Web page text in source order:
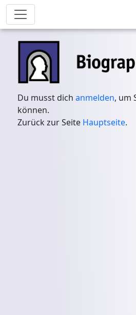
Du musst dichanmelden, um
können.
Zurück zur Seite Hauptseite.